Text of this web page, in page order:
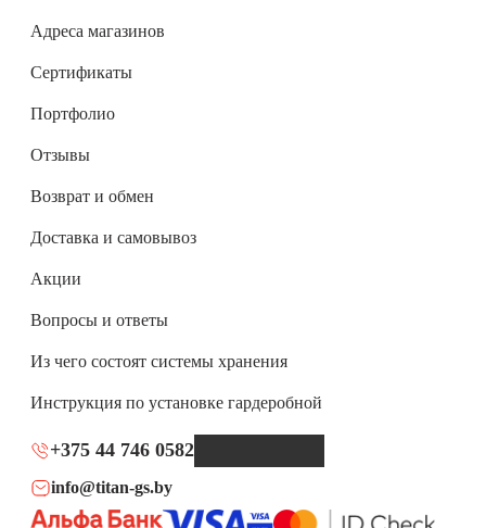
Адреса магазинов
Сертификаты
Портфолио
Отзывы
Возврат и обмен
Доставка и самовывоз
Акции
Вопросы и ответы
Из чего состоят системы хранения
Инструкция по установке гардеробной
+375 44 746 0582
info@titan-gs.by